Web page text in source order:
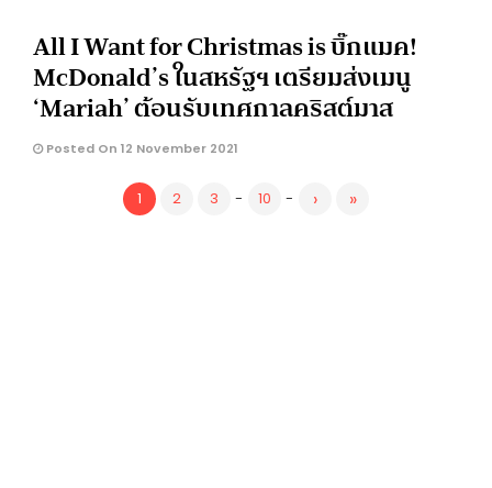
All I Want for Christmas is บิ๊กแมค!
McDonald’s ในสหรัฐฯ เตรียมส่งเมนู
‘Mariah’ ต้อนรับเทศกาลคริสต์มาส
Posted On 12 November 2021
1 2 3 - 10 - › »